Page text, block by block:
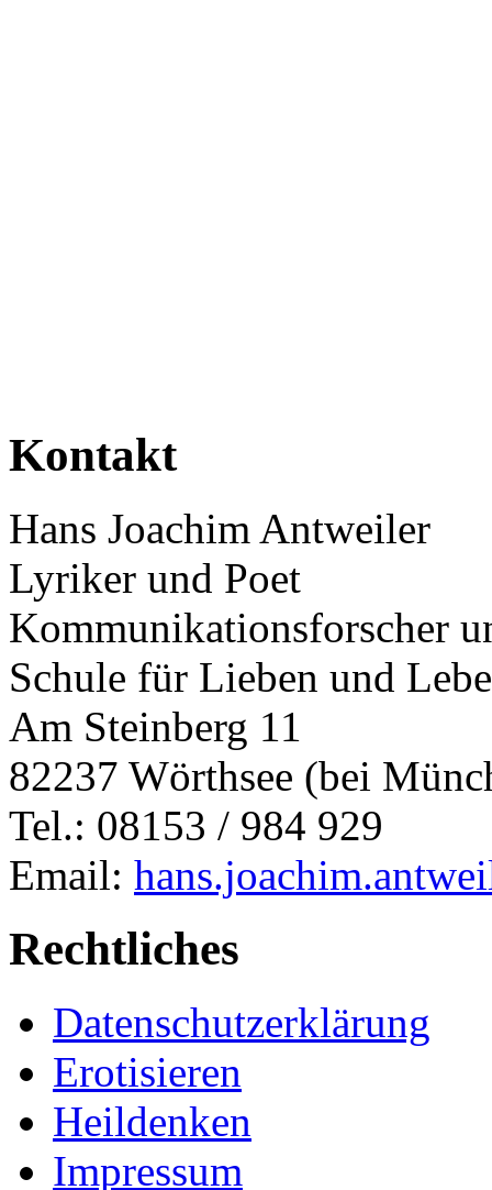
Kontakt
Hans Joachim Antweiler
Lyriker und Poet
Kommunikationsforscher
Schule für Lieben und
Am Steinberg 11
82237 Wörthsee (bei
Tel.: 08153 / 984 929
Email:
Rechtliches
Datenschutzerklärung
Erotisieren
Heildenken
Impressum